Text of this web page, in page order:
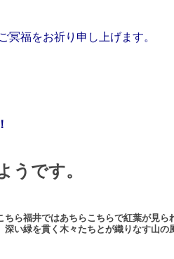
冥福をお祈り申し上げます。
うです。
ら福井ではあちらこちらで紅葉が見ら
い緑を貫く木々たちとが織りなす山の